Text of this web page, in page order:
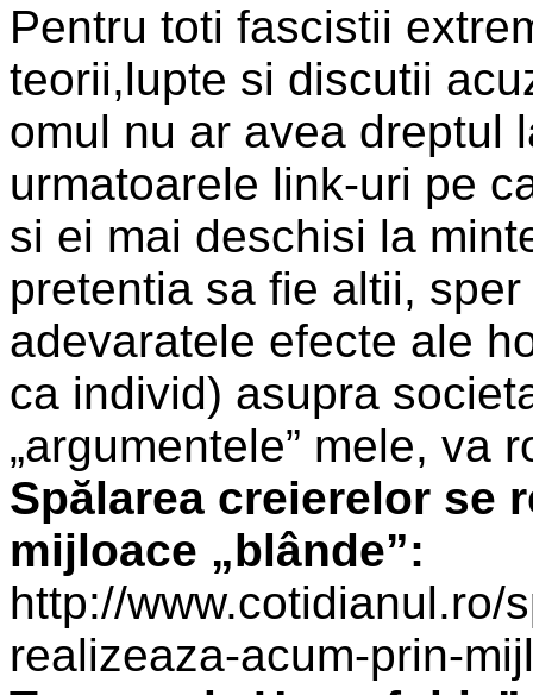
Pentru toti fascistii
teorii,lupte si discutii
omul nu ar avea dreptul
urmatoarele link-uri pe
si ei mai deschisi la
pretentia sa fie altii,
adevaratele efecte ale
ca individ) asupra
„argumentele” mele,
Spălarea creierelor se
mijloace „blânde”:
http://www.cotidianul.ro/
realizeaza-acum-prin-